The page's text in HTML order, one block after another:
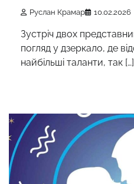
Руслан Крамар 10.02.2026
Зустріч двох
погляд у дзеркало, де
найбільші таланти, так […]